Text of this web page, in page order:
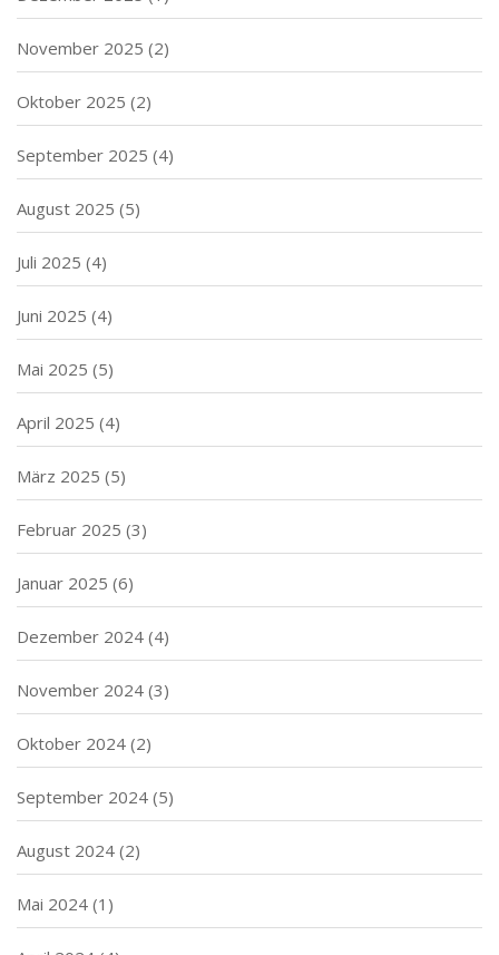
November 2025 (2)
Oktober 2025 (2)
September 2025 (4)
August 2025 (5)
Juli 2025 (4)
Juni 2025 (4)
Mai 2025 (5)
April 2025 (4)
März 2025 (5)
Februar 2025 (3)
Januar 2025 (6)
Dezember 2024 (4)
November 2024 (3)
Oktober 2024 (2)
September 2024 (5)
August 2024 (2)
Mai 2024 (1)